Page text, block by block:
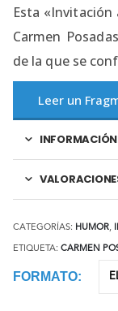
Esta
Carmen
de la que se
Leer un
CATEGORÍAS: HUMOR,
ETIQUETA: CARMEN
FORMATO